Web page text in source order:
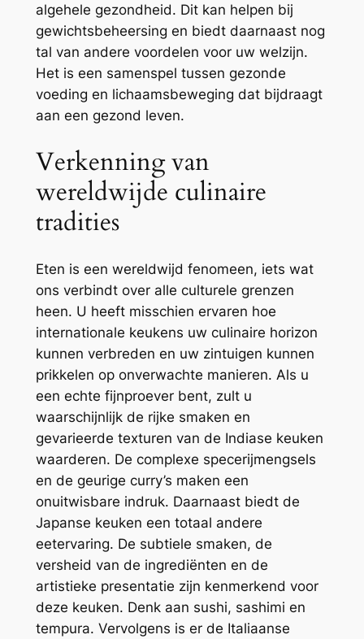
algehele gezondheid. Dit kan helpen bij
gewichtsbeheersing en biedt daarnaast nog
tal van andere voordelen voor uw welzijn.
Het is een samenspel tussen gezonde
voeding en lichaamsbeweging dat bijdraagt
aan een gezond leven.
Verkenning van
wereldwijde culinaire
tradities
Eten is een wereldwijd fenomeen, iets wat
ons verbindt over alle culturele grenzen
heen. U heeft misschien ervaren hoe
internationale keukens uw culinaire horizon
kunnen verbreden en uw zintuigen kunnen
prikkelen op onverwachte manieren. Als u
een echte fijnproever bent, zult u
waarschijnlijk de rijke smaken en
gevarieerde texturen van de Indiase keuken
waarderen. De complexe specerijmengsels
en de geurige curry’s maken een
onuitwisbare indruk. Daarnaast biedt de
Japanse keuken een totaal andere
eetervaring. De subtiele smaken, de
versheid van de ingrediënten en de
artistieke presentatie zijn kenmerkend voor
deze keuken. Denk aan sushi, sashimi en
tempura. Vervolgens is er de Italiaanse